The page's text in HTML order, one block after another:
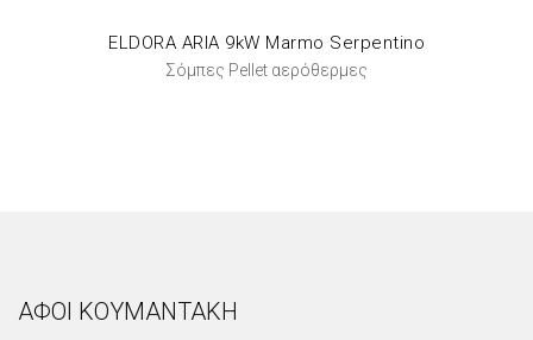
ELDORA ARIA 9kW Marmo Serpentino
Σόμπες Pellet αερόθερμες
ΑΦΟΙ ΚΟΥΜΑΝΤΑΚΗ